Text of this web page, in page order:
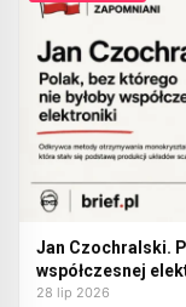
Jan Czochralski.
współczesnej
28 lip 2026